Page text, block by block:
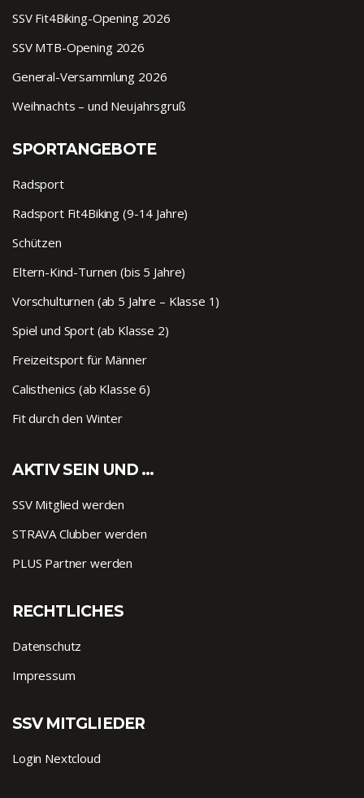
SSV Fit4Biking-Opening 2026
SSV MTB-Opening 2026
General-Versammlung 2026
Weihnachts – und Neujahrsgruß
SPORTANGEBOTE
Radsport
Radsport Fit4Biking (9-14 Jahre)
Schützen
Eltern-Kind-Turnen (bis 5 Jahre)
Vorschulturnen (ab 5 Jahre – Klasse 1)
Spiel und Sport (ab Klasse 2)
Freizeitsport für Männer
Calisthenics (ab Klasse 6)
Fit durch den Winter
AKTIV SEIN UND …
SSV Mitglied werden
STRAVA Clubber werden
PLUS Partner werden
RECHTLICHES
Datenschutz
Impressum
SSV MITGLIEDER
Login Nextcloud